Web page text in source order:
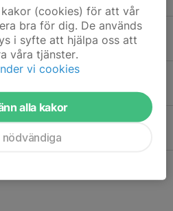
(cookies) för att vår
bra för dig. De används
i syfte att hjälpa oss att
våra tjänster.
vi cookies
alla kakor
nödvändiga